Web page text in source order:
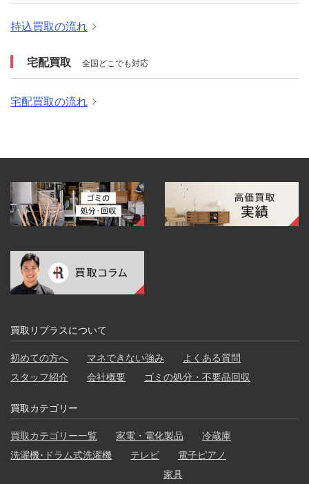
持込買取の流れ
宅配買取 全国どこでも対応
宅配買取の流れ
買取リプラスについて
初めての方へ マネできない強み
よくある質問
スタッフ紹介
会社概要 ゴミの処分・不要品回収
買取カテゴリー
買取カテゴリー一覧 家電・電化製品
冷蔵庫
洗濯機･ドラム式洗濯機
テレビ 電子ピアノ
家具